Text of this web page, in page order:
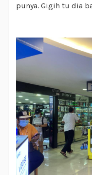
punya. Gigih tu dia